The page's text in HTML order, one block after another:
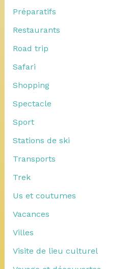
Préparatifs
Restaurants
Road trip
Safari
Shopping
Spectacle
Sport
Stations de ski
Transports
Trek
Us et coutumes
Vacances
Villes
Visite de lieu culturel